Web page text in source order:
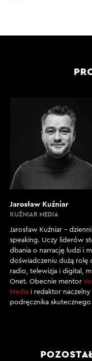
Jarosław Kuźniar
KUŹNIAR MEDIA
Jarosław Kuźniar –
speaking. Uczy liderów
dbania o narrację ludzi i
doświadczeniu dużą rolę
radio, telewizja i digital,
Onet. Obecnie mentor
Media i redaktor
podręcznika